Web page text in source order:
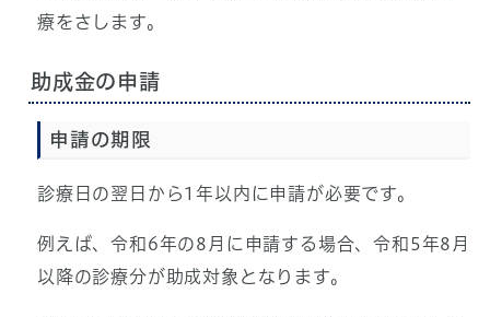
療をさします。
助成金の申請
申請の期限
診療日の翌日から1年以内に申請が必要です。
例えば、令和6年の8月に申請する場合、令和5年8月
以降の診療分が助成対象となります。